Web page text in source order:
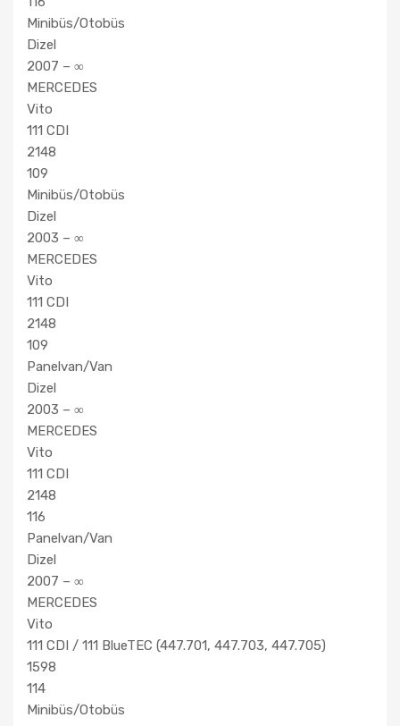
Minibüs/Otobüs
Dizel
2007 – ∞
MERCEDES
Vito
111 CDI
2148
109
Minibüs/Otobüs
Dizel
2003 – ∞
MERCEDES
Vito
111 CDI
2148
109
Panelvan/Van
Dizel
2003 – ∞
MERCEDES
Vito
111 CDI
2148
116
Panelvan/Van
Dizel
2007 – ∞
MERCEDES
Vito
111 CDI / 111 BlueTEC (447.701, 447.703, 447.705)
1598
114
Minibüs/Otobüs